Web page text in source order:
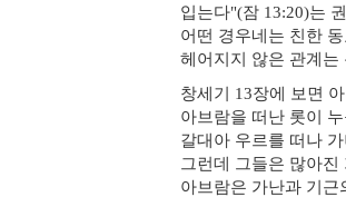
입는다"(잠 13:20)는
어떤 경우네는 친한
헤어지지 않은 관계는
창세기 13장에 보면
아브람을 떠난 롯이
갈대아 우르를 떠나
그런데 그들은 많아
아브람은 가난과 기